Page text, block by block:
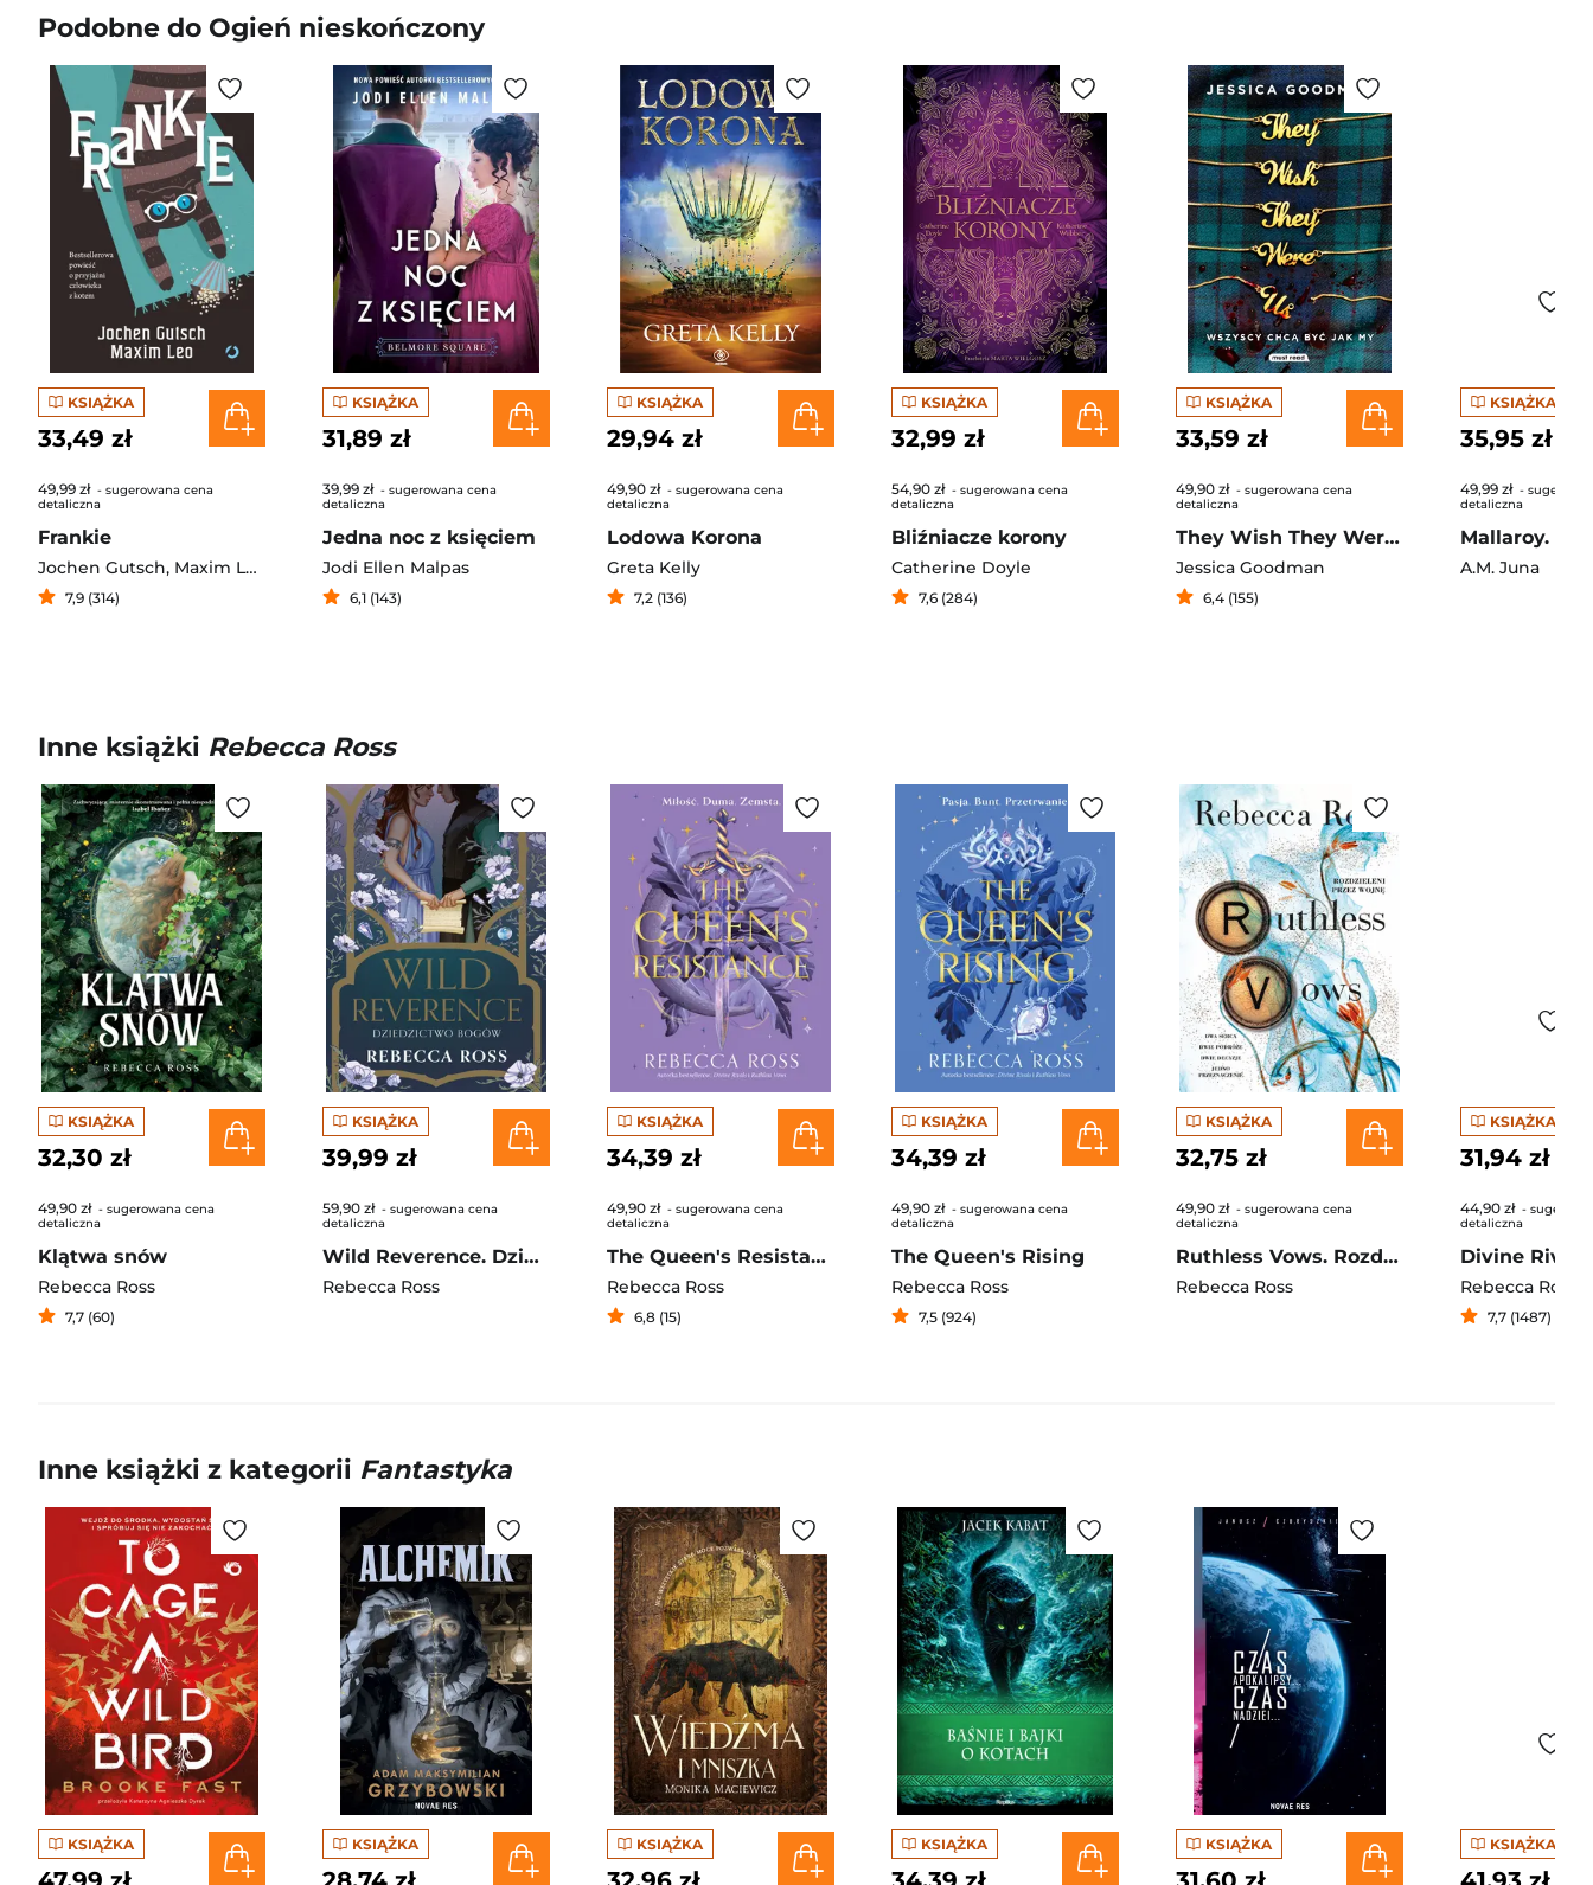
Podobne do Ogień nieskończony
KSIĄŻKA
33,49 zł
49,99 zł - sugerowana cena
detaliczna
Frankie
Jochen Gutsch, Maxim Leo
7,9 (314)
KSIĄŻKA
31,89 zł
39,99 zł - sugerowana cena
detaliczna
Jedna noc z księciem
Jodi Ellen Malpas
6,1 (143)
KSIĄŻKA
29,94 zł
49,90 zł - sugerowana cena
detaliczna
Lodowa Korona
Greta Kelly
7,2 (136)
KSIĄŻKA
32,99 zł
54,90 zł - sugerowana cena
detaliczna
Bliźniacze korony
Catherine Doyle
7,6 (284)
KSIĄŻKA
33,59 zł
49,90 zł - sugerowana cena
detaliczna
They Wish They Were Us Wszyscy chcą być jak my
Jessica Goodman
6,4 (155)
KSIĄŻKA
35,95 zł
49,99 zł -
detaliczna
Mallaroy.
A.M. Juna
Inne książki Rebecca Ross
KSIĄŻKA
32,30 zł
49,90 zł - sugerowana cena
detaliczna
Klątwa snów
Rebecca Ross
7,7 (60)
KSIĄŻKA
39,99 zł
59,90 zł - sugerowana cena
detaliczna
Wild Reverence. Dziedzictwo bogów. Letters of Enchantment. Tom 3
Rebecca Ross
KSIĄŻKA
34,39 zł
49,90 zł - sugerowana cena
detaliczna
The Queen's Resistance. Narodziny królowej. Tom 2
Rebecca Ross
6,8 (15)
KSIĄŻKA
34,39 zł
49,90 zł - sugerowana cena
detaliczna
The Queen's Rising
Rebecca Ross
7,5 (924)
KSIĄŻKA
32,75 zł
49,90 zł - sugerowana cena
detaliczna
Ruthless Vows. Rozdzieleni przez wojnę. Letters of Enchantment. Tom 2
Rebecca Ross
KSIĄŻKA
31,94 zł
44,90 zł -
detaliczna
Rebecca Ross
7,7 (1487)
Inne książki z kategorii Fantastyka
KSIĄŻKA KSIĄŻKA KSIĄŻKA KSIĄŻKA KSIĄŻKA KSIĄŻKA